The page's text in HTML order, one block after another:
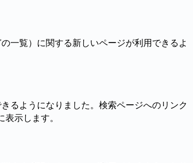
一覧）に関する新しいページが利用できるよ
るようになりました。検索ページへのリンク
示します。